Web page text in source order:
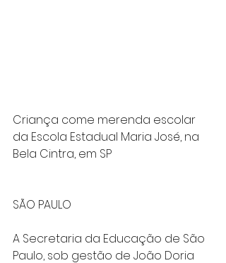
Criança come merenda escolar
da Escola Estadual Maria José, na
Bela Cintra, em SP
SÃO PAULO
A Secretaria da Educação de São
Paulo, sob gestão de João Doria